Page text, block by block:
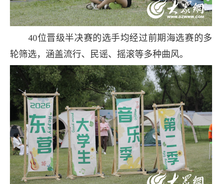
40位晋级半决赛的选手均经过前期海选赛的多
轮筛选，涵盖流行、民谣、摇滚等多种曲风。